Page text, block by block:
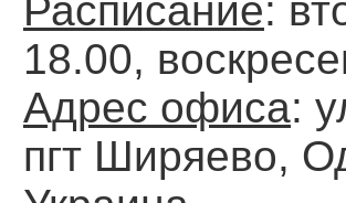
Расписание:
18.00,
Адрес офиса:
пгт Ширяево,